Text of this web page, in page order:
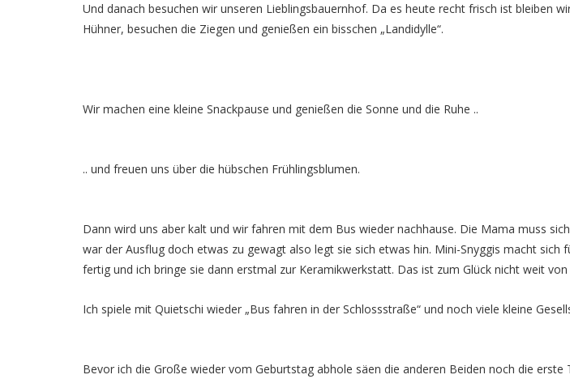
Und danach besuchen wir unseren Lieblingsbauernhof. Da es heute recht frisch ist bleiben
Hühner, besuchen die Ziegen und genießen ein bisschen „Landidylle“.
Wir machen eine kleine Snackpause und genießen die Sonne und die Ruhe ..
.. und freuen uns über die hübschen Frühlingsblumen.
Dann wird uns aber kalt und wir fahren mit dem Bus wieder nachhause. Die Mama muss
war der Ausflug doch etwas zu gewagt also legt sie sich etwas hin. Mini-Snyggis macht sich
fertig und ich bringe sie dann erstmal zur Keramikwerkstatt. Das ist zum Glück nicht weit
Ich spiele mit Quietschi wieder „Bus fahren in der Schlossstraße“ und noch viele kleine
Bevor ich die Große wieder vom Geburtstag abhole säen die anderen Beiden noch die